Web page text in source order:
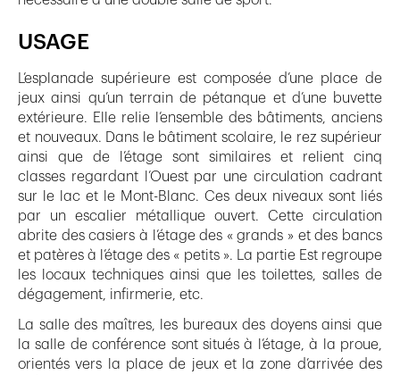
USAGE
L’esplanade supérieure est composée d’une place de
jeux ainsi qu’un terrain de pétanque et d’une buvette
extérieure. Elle relie l’ensemble des bâtiments, anciens
et nouveaux. Dans le bâtiment scolaire, le rez supérieur
ainsi que de l’étage sont similaires et relient cinq
classes regardant l’Ouest par une circulation cadrant
sur le lac et le Mont-Blanc. Ces deux niveaux sont liés
par un escalier métallique ouvert. Cette circulation
abrite des casiers à l’étage des « grands » et des bancs
et patères à l’étage des « petits ». La partie Est regroupe
les locaux techniques ainsi que les toilettes, salles de
dégagement, infirmerie, etc.
La salle des maîtres, les bureaux des doyens ainsi que
la salle de conférence sont situés à l’étage, à la proue,
orientés vers la place de jeux et la zone d’arrivée des